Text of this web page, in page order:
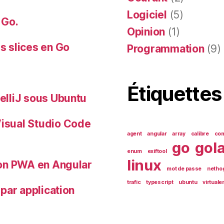
slices en Go
sous Ubuntu
Studio Code
PWA en Angular
application
Logiciel (5)
Opinion (1)
Programmation(9)
Étiquettes
agent angular array calibre
enum exiftool go
linux
mot de passe
trafic typescript ubuntu